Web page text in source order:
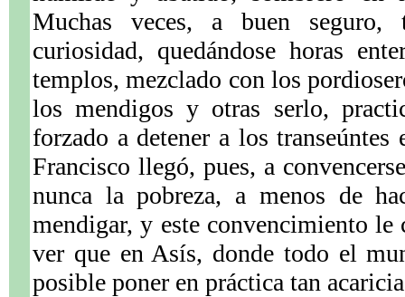
Muchas veces, a buen seguro,
curiosidad, quedándose horas
templos, mezclado con los
los mendigos y otras serlo,
forzado a detener a los
Francisco llegó, pues, a
nunca la pobreza, a menos de
mendigar, y este convencimiento le
ver que en Asís, donde todo el
posible poner en práctica tan